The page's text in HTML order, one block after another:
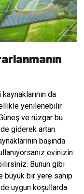
da
yenilenebilir
ve rüzgar bu
giderek artan
başında
evinizin
Bunun gibi
büyük bir yere sahip
uygun koşullarda